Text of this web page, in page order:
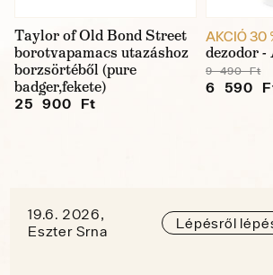
Taylor of Old Bond Street
borotvapamacs utazáshoz
borzsörtéből (pure
badger,fekete)
25 900 Ft
AKCIÓ 30
dezodor
9 490 Ft
6 590
19.6. 2026,
Eszter Srna
Lépésről